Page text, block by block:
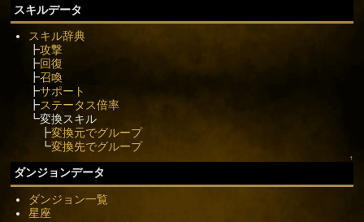
スキルデータ
スキル辞典
┣攻撃
┣回復
┣召喚
┣サポート
┣ステータス倍率
┗変換スキル
┣変換元でグループ
┗変換先でグループ
↑
ダンジョンデータ
ダンジョン一覧
星座